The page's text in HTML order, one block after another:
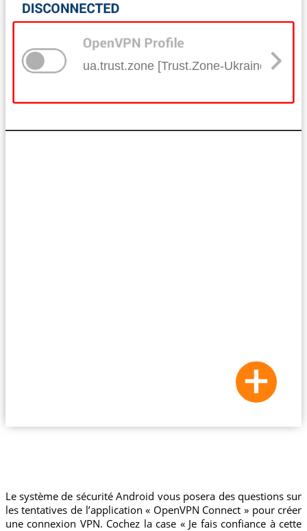
ua.trust.zone [Trust.Zone-Ukraine]
Le système de sécurité Android vous posera des questions sur
les tentatives de l’application « OpenVPN Connect » pour créer
une connexion VPN. Cochez la case « Je fais confiance à cette